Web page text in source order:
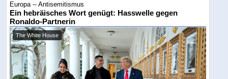
Europa -- Antisemitismus
Ein hebräisches Wort genügt: Hasswelle gegen
Ronaldo-Partnerin
The White House